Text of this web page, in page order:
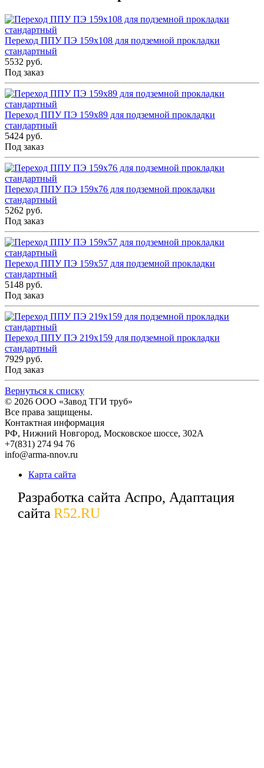
Переход ППУ ПЭ 159x108 для подземной прокладки
стандартный
5532 руб.
Под заказ
Переход ППУ ПЭ 159x89 для подземной прокладки
стандартный
5424 руб.
Под заказ
Переход ППУ ПЭ 159x76 для подземной прокладки
стандартный
5262 руб.
Под заказ
Переход ППУ ПЭ 159x57 для подземной прокладки
стандартный
5148 руб.
Под заказ
Переход ППУ ПЭ 219x159 для подземной прокладки
стандартный
7929 руб.
Под заказ
Вернуться к списку
© 2026 ООО «Завод ТГИ труб»
Все права защищены.
Контактная информация
РФ, Нижний Новгород, Московское шоссе, 302А
+7(831) 274 94 76
info@arma-nnov.ru
Карта сайта
Разработка сайта Аспро, Адаптация
сайта R52.RU